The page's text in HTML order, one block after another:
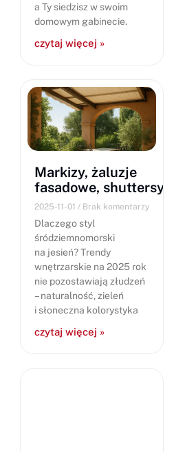
a Ty siedzisz w swoim
domowym gabinecie.
czytaj więcej »
Markizy, żaluzje
fasadowe, shuttersy
2025-11-01 Brak komentarzy
Dlaczego styl
śródziemnomorski
na jesień? Trendy
wnętrzarskie na 2025 rok
nie pozostawiają złudzeń
– naturalność, zieleń
i słoneczna kolorystyka
czytaj więcej »